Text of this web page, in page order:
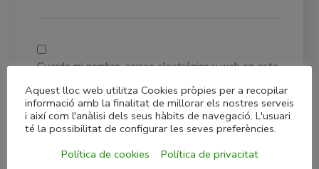
Guarda mi nombre, correo electrónico y web en este
navegador para la próxima vez que comente.
Aquest lloc web utilitza Cookies pròpies per a recopilar
informació amb la finalitat de millorar els nostres serveis
i així com l'anàlisi dels seus hàbits de navegació. L'usuari
té la possibilitat de configurar les seves preferències.
Política de cookies
Política de privacitat